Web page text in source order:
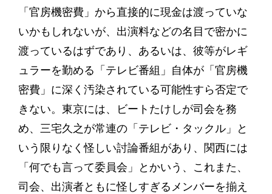
「官房機密費」から直接的に現金は渡っていな
いかもしれないが、出演料などの名目で密かに
渡っているはずであり、あるいは、彼等がレギ
ュラーを勤める「テレビ番組」自体が「官房機
密費」に深く汚染されている可能性すら否定で
きない。東京には、ビートたけしが司会を務
め、三宅久之が常連の「テレビ・タックル」と
いう限りなく怪しい討論番組があり、関西には
「何でも言って委員会」とかいう、これまた、
司会、出演者ともに怪しすぎるメンバーを揃え